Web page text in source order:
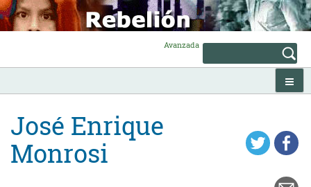
Skip
to
content
Avanzada
José Enrique
Monrosi